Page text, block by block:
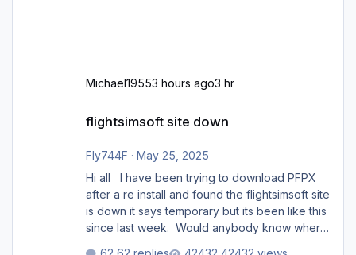
Michael19553 hours ago3 hr
flightsimsoft site down
Fly744F · May 25, 2025
Hi all I have been trying to download PFPX
after a re install and found the flightsimsoft site
is down it says temporary but its been like this
since last week. Would anybody know where